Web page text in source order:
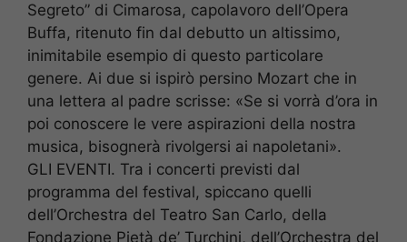
Segreto” di Cimarosa, capolavoro dell’Opera
Buffa, ritenuto fin dal debutto un altissimo,
inimitabile esempio di questo particolare
genere. Ai due si ispirò persino Mozart che in
una lettera al padre scrisse: «Se si vorrà d’ora in
poi conoscere le vere aspirazioni della nostra
musica, bisognerà rivolgersi ai napoletani».
GLI EVENTI. Tra i concerti previsti dal
programma del festival, spiccano quelli
dell’Orchestra del Teatro San Carlo, della
Fondazione Pietà de’ Turchini, dell’Orchestra del